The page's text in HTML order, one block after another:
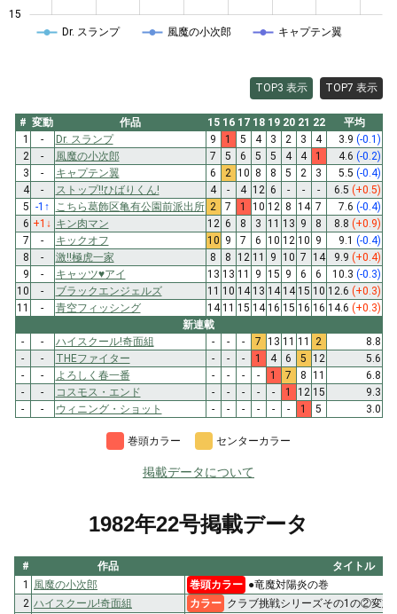
15
Dr. スランプ 風魔の小次郎 キャプテン翼
TOP3 表示 TOP7 表示
# 変動 作品 15 16 17 18 19 20 21 22
平均
1
- Dr. スランプ 9 1 5 4 3 2 3 4 3.9 (-0.1)
2
- 風魔の小次郎 7 5 6 5 5 4 4 1 4.6 (-0.2)
3
- キャプテン翼 6 2 10 8 8 5 2 3 5.5 (-0.4)
4
- ストップ!!ひばりくん! 4 - 4 12 6 - - - 6.5 (+0.5)
5 -1 ↑ こちら葛飾区亀有公園前派出所 2 7 1 10 12 8 14 7 7.6 (-0.4)
6 +1 ↓ キン肉マン 12 6 8 3 11 13 9 8 8.8 (+0.9)
7
- キックオフ 10 9 7 6 10 12 10 9 9.1 (-0.4)
8
- 激!!極虎一家 8 8 12 11 9 10 7 14 9.9 (+0.4)
9
- キャッツ♥アイ 13 13 11 9 15 9 6 6 10.3 (-0.3)
10
- ブラックエンジェルズ 11 10 14 13 14 14 15 10 12.6 (+0.3)
11
- 青空フィッシング 14 11 15 14 16 15 16 16 14.6 (+0.3)
新連載
-
- ハイスクール!奇面組 - - - 7 13 11 11 2
8.8
-
- THEファイター - - - 1 4 6 5 12
5.6
-
- よろしく春一番 - - - - 1 7 8 11
6.8
-
- コスモス・エンド - - - - - 1 12 15
9.3
-
- ウィニング・ショット - - - - - - 1 5 3.0
巻頭カラー センターカラー
掲載データについて
1982年22号掲載データ
# 作品
タイトル
1
風魔の小次郎 巻頭カラー ●竜魔対陽炎の巻
2 ハイスクール!奇面組 カラー クラブ挑戦シリーズその1の②変態